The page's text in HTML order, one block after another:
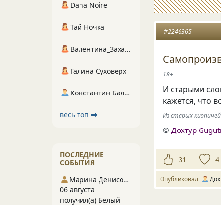
#2246365
18+
И старыми
кажется, что
Из старых
©Дохтур
31 4
Опубликовал
Dana Noire
Тай Ночка
Валентина_Захарова
Галина Суховерх
Константин Балухта
весь топ ⮕
ПОСЛЕДНИЕ
СОБЫТИЯ
Марина Денисова 5
06 августа
получил(а) Белый